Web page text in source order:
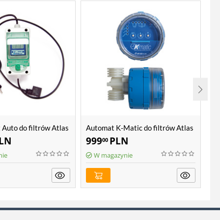
do filtrów Atlas
Automat K-Matic do filtrów Atlas
Filtri Hydra
99900 PLN
W magazynie